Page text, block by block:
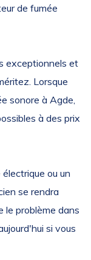
de fumée
exceptionnels et
Lorsque
sonore à Agde,
à des prix
ou un
se rendra
le problème dans
si vous